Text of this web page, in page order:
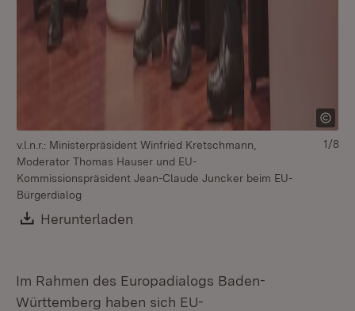
v.l.n.r.: Ministerpräsident Winfried Kretschmann,
Moderator Thomas Hauser und EU-
Kommissionspräsident Jean-Claude Juncker beim EU-
Bürgerdialog
Download:
Herunterladen
1/8
Im Rahmen des Europadialogs Baden-
Württemberg haben sich EU-